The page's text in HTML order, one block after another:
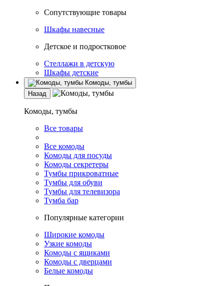
Сопутствующие товары
Шкафы навесные
Детское и подростковое
Стеллажи в детскую
Шкафы детские
Комоды, тумбы
Назад
Комоды, тумбы
Все товары
Все комоды
Комоды для посуды
Комоды секретеры
Тумбы прикроватные
Тумбы для обуви
Тумбы для телевизора
Тумба бар
Популярные категории
Широкие комоды
Узкие комоды
Комоды с ящиками
Комоды с дверцами
Белые комоды